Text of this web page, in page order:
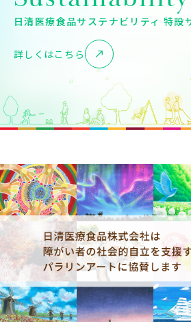
日清医療食品サステナビリティ 特設
詳しくはこちら